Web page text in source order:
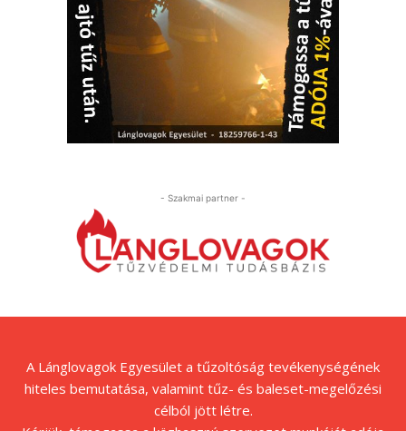
- Szakmai partner -
A Lánglovagok Egyesület a tűzoltóság tevékenységének
hiteles bemutatása, valamint tűz- és baleset-megelőzési
célból jött létre.